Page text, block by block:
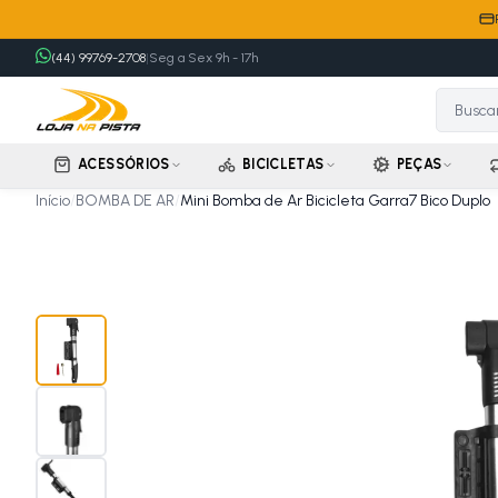
(44) 99769-2708|Seg a Sex 9h - 17h
ACESSÓRIOS BICICLETAS PEÇAS
Início/BOMBA DE AR/Mini Bomba de Ar Bicicleta Garra7 Bico Duplo